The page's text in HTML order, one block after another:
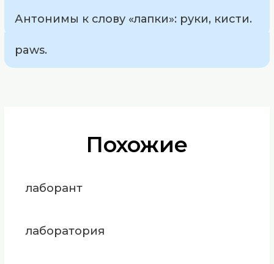
Антонимы к слову «лапки»: руки, кисти.
paws.
Похожие
лаборант
лаборатория